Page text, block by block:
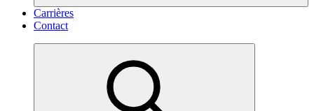
Carrières
Contact